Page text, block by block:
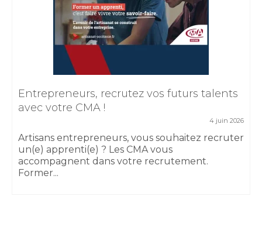
Entrepreneurs, recrutez vos futurs talents
avec votre CMA !
4 juin 2026
Artisans entrepreneurs, vous souhaitez recruter
un(e) apprenti(e) ? Les CMA vous
accompagnent dans votre recrutement.
Former...